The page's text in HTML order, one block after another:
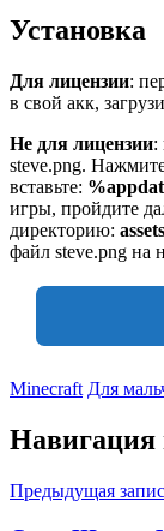
Установка
Для лицензии:
в свой акк,
Не для лицензии:
steve.png.
вставьте:
игры, пройдите
директорию:
файл steve.png на
Minecraft Для
Навигация
Предыдущая